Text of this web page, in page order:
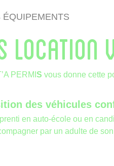
PERMI S vous donne cette
des véhicules
en auto-école ou en
par un adulte de